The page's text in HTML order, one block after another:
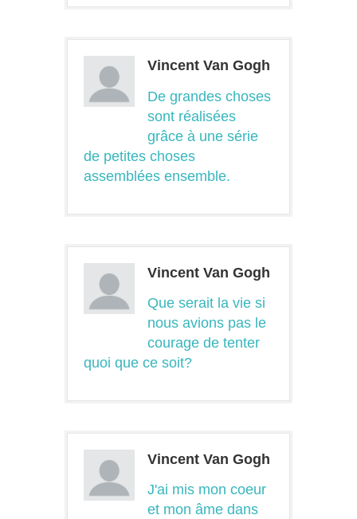
Vincent Van Gogh
De grandes choses
sont réalisées
grâce à une série
de petites choses
assemblées ensemble.
Vincent Van Gogh
Que serait la vie si
nous avions pas le
courage de tenter
quoi que ce soit?
Vincent Van Gogh
J'ai mis mon coeur
et mon âme dans